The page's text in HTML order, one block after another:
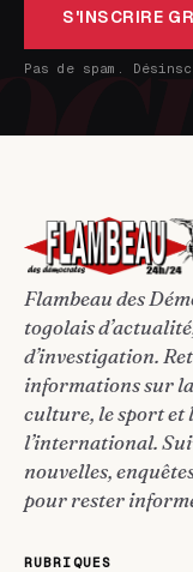
S'INSCRIRE
Pas de spam.
Flambeau des
togolais
d’investigation.
informations sur
culture, le sport et
l’international.
nouvelles,
pour rester
RUBRIQUES